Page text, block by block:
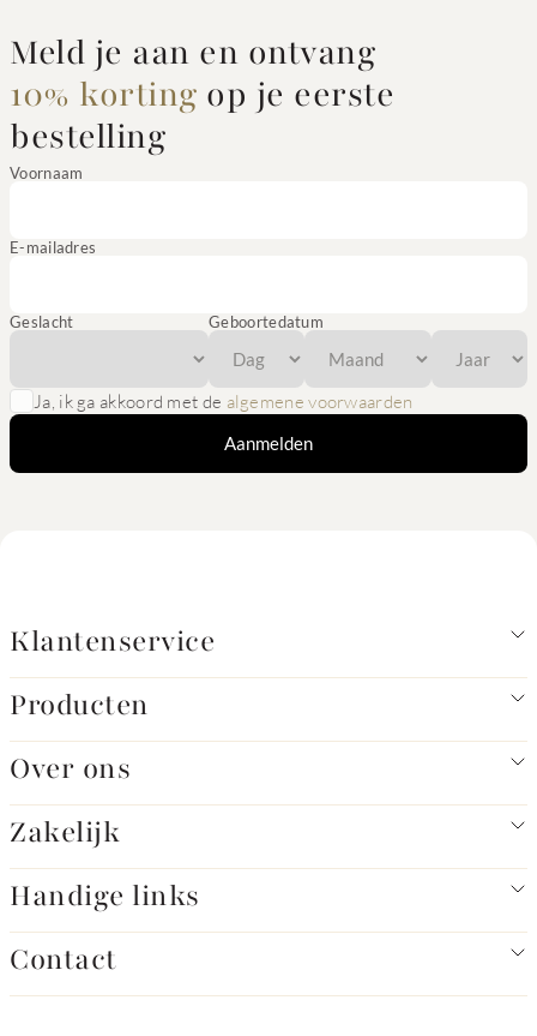
Meld je aan en ontvang
10% korting op je eerste
bestelling
Voornaam
E-mailadres
Geslacht Geboortedatum
Ja, ik ga akkoord met de algemene voorwaarden
Aanmelden
Klantenservice
Producten
Over ons
Zakelijk
Handige links
Contact